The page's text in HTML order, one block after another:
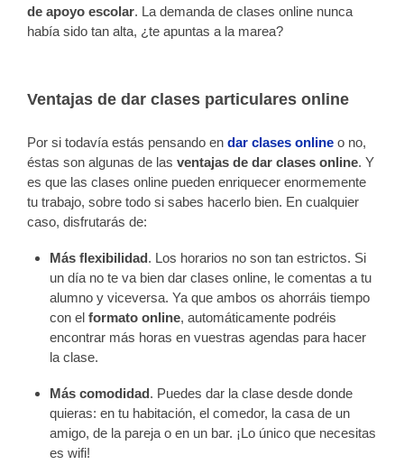
de apoyo escolar. La demanda de clases online nunca
había sido tan alta, ¿te apuntas a la marea?
Ventajas de dar clases particulares online
Por si todavía estás pensando en dar clases online o no,
éstas son algunas de las ventajas de dar clases online. Y
es que las clases online pueden enriquecer enormemente
tu trabajo, sobre todo si sabes hacerlo bien. En cualquier
caso, disfrutarás de:
Más flexibilidad. Los horarios no son tan estrictos. Si
un día no te va bien dar clases online, le comentas a tu
alumno y viceversa. Ya que ambos os ahorráis tiempo
con elformato online, automáticamente podréis
encontrar más horas en vuestras agendas para hacer
la clase.
Más comodidad. Puedes dar la clase desde donde
quieras: en tu habitación, el comedor, la casa de un
amigo, de la pareja o en un bar. ¡Lo único que necesitas
es wifi!